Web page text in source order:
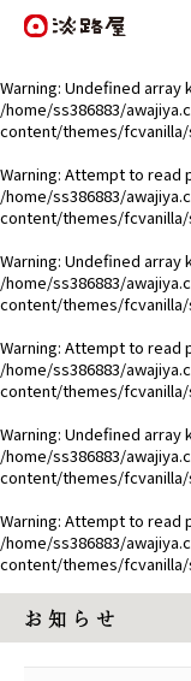
Warning: Undefined array
/home/ss386883/
content/themes/fcvanilla/
Warning: Attempt to read
/home/ss386883/
content/themes/fcvanilla/
Warning: Undefined array
/home/ss386883/
content/themes/fcvanilla/
Warning: Attempt to read
/home/ss386883/
content/themes/fcvanilla/
Warning: Undefined array
/home/ss386883/
content/themes/fcvanilla/
Warning: Attempt to read
/home/ss386883/
content/themes/fcvanilla/
お 知 ら せ